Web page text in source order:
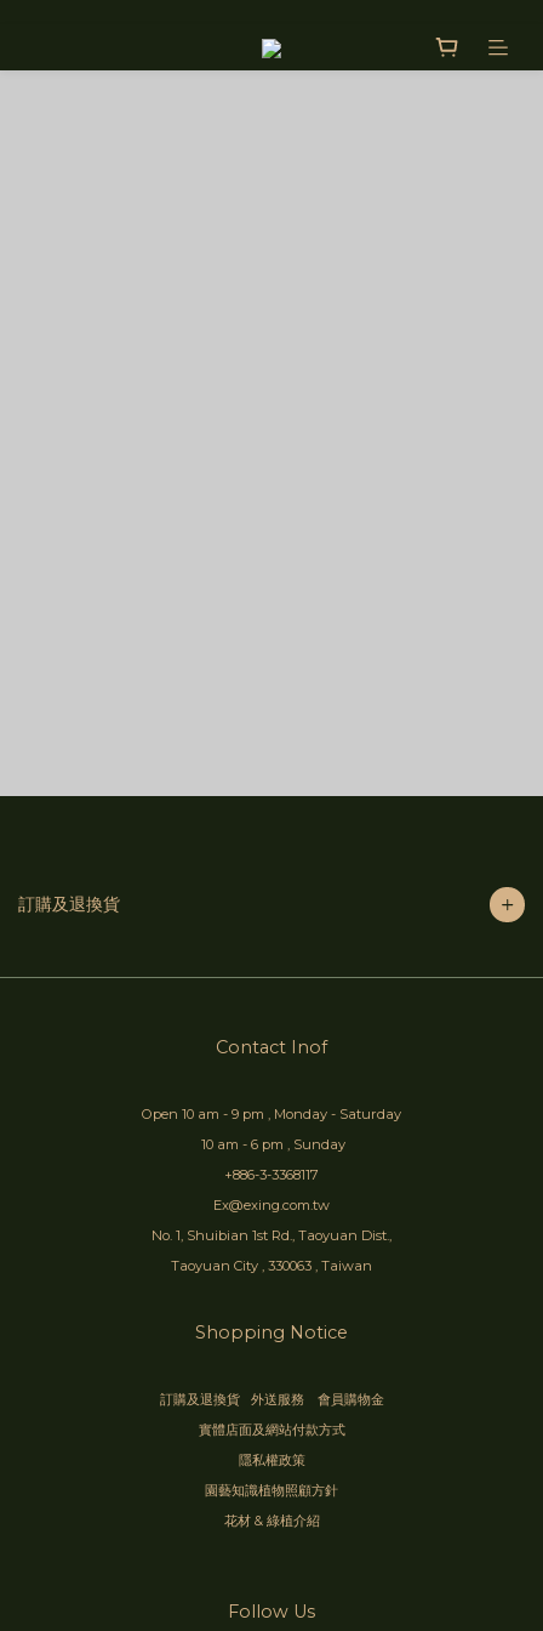
訂購及退換貨
Contact Inof
Open 10 am - 9 pm , Monday - Saturday
10 am - 6 pm , Sunday
+886-3-3368117
Ex@exing.com.tw
No. 1, Shuibian 1st Rd., Taoyuan Dist.,
Taoyuan City , 330063 , Taiwan
Shopping Notice
訂購及退換貨 外送服務
會員購物金
實體店面及網站付款方式
隱私權政策
園藝知識植物照顧方針
花材 & 綠植介紹
Follow Us